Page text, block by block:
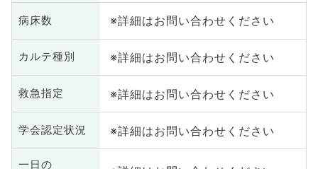
病床数 ※詳細はお問い合わせください
カルテ種別 ※詳細はお問い合わせください
救急指定 ※詳細はお問い合わせください
学会認定状況 ※詳細はお問い合わせください
一日の